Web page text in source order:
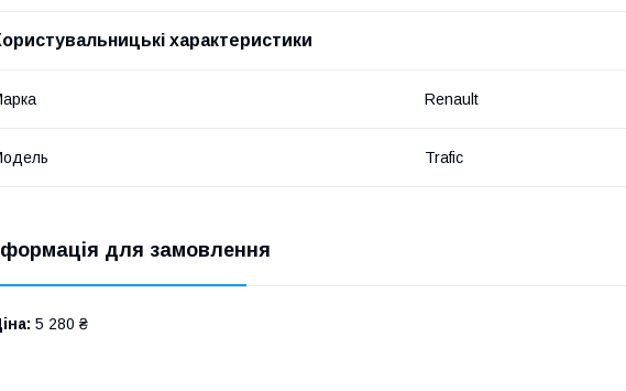
характеристики
Renault
Trafic
для замовлення
5 280 ₴